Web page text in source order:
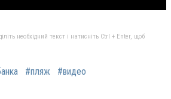
необхідний текст і натисніть Ctrl + Enter, щоб
#пляж #видео